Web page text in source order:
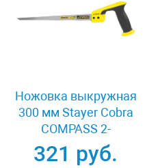
Ножовка выкружная
300 мм Stayer Cobra
COMPASS 2-
15087_z02
321 руб.